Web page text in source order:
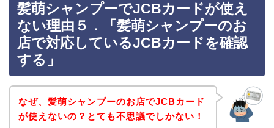
髪萌シャンプーでJCBカードが使え
ない理由５．「髪萌シャンプーのお
店で対応しているJCBカードを確認
する」
なぜ、髪萌シャンプーのお店でJCBカード
が使えないの？とても不思議でしかない！